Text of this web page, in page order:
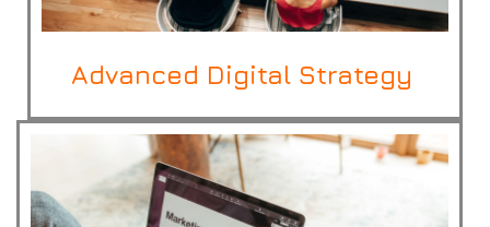
Advanced Digital Strategy